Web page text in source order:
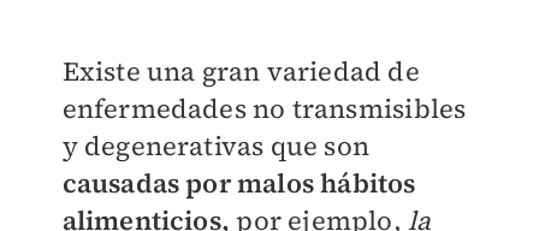
Existe una gran variedad de
enfermedades no transmisibles
y degenerativas que son
causadas por malos hábitos
alimenticios, por ejemplo, la